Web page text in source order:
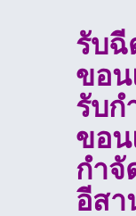
รับฉี
ขอ
รับก
ขอ
กํา
อีสา